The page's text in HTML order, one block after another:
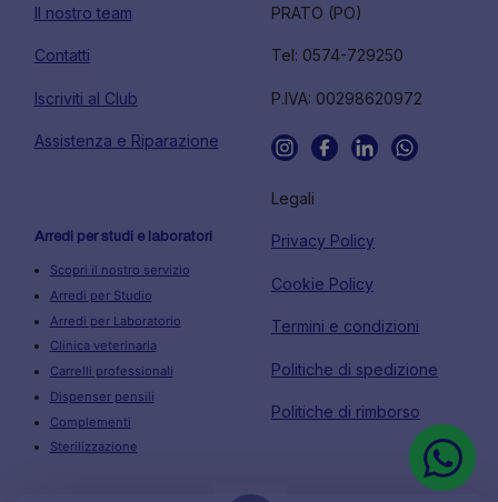
Il nostro team
Contatti
Iscriviti al Club
Assistenza e Riparazione
PRATO (PO)
Tel: 0574-729250
P.IVA: 00298620972
Arredi per studi e laboratori
Scopri il nostro servizio
Arredi per Studio
Arredi per Laboratorio
Clinica veterinaria
Carrelli professionali
Dispenser pensili
Complementi
Sterilizzazione
Legali
Privacy Policy
Cookie Policy
Termini e condizioni
Politiche di spedizione
Politiche di rimborso